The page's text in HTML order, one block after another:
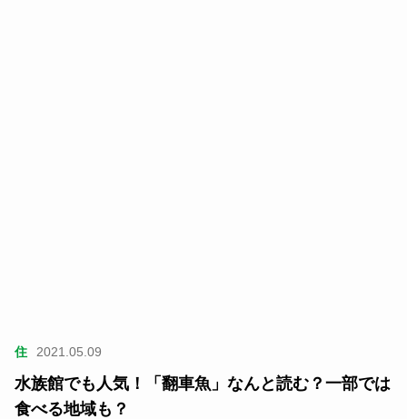
住 2021.05.09
水族館でも人気！「翻車魚」なんと読む？一部では
食べる地域も？